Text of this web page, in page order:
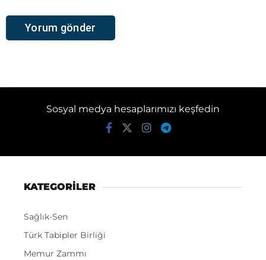
Sosyal medya hesaplarımızı keşfedin
KATEGORİLER
Sağlık-Sen
Türk Tabipler Birliği
Memur Zammı